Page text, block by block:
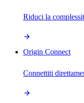
Riduci la
Origin Connect
Connettiti